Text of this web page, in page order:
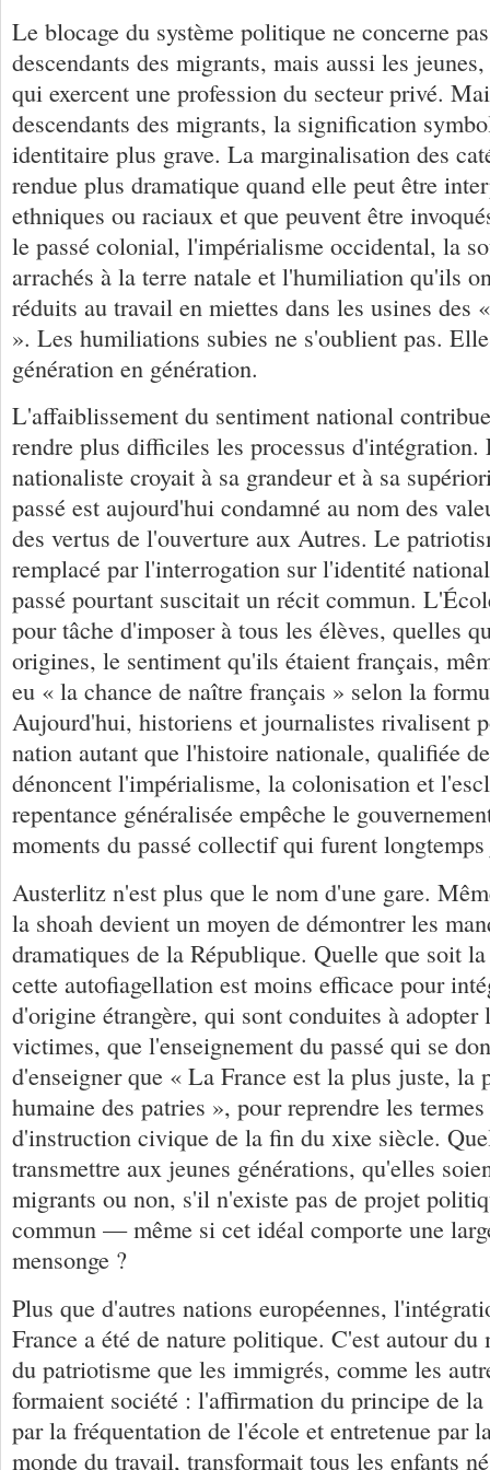
Le blocage du système politique ne concerne
descendants des migrants, mais aussi les
qui exercent une profession du secteur privé.
descendants des migrants, la signification
identitaire plus grave. La marginalisation des
rendue plus dramatique quand elle peut être
ethniques ou raciaux et que peuvent être
le passé colonial, l'impérialisme occidental, la
arrachés à la terre natale et l'humiliation qu'ils
réduits au travail en miettes dans les usines des
». Les humiliations subies ne s'oublient pas.
génération en génération.
L'affaiblissement du sentiment national
rendre plus difficiles les processus d'intégration.
nationaliste croyait à sa grandeur et à sa
passé est aujourd'hui condamné au nom des
des vertus de l'ouverture aux Autres. Le
remplacé par l'interrogation sur l'identité
passé pourtant suscitait un récit commun.
pour tâche d'imposer à tous les élèves, quelles
origines, le sentiment qu'ils étaient français,
eu « la chance de naître français » selon la
Aujourd'hui, historiens et journalistes rivalisent
nation autant que l'histoire nationale, qualifiée
dénoncent l'impérialisme, la colonisation et
repentance généralisée empêche le
moments du passé collectif qui furent
Austerlitz n'est plus que le nom d'une gare.
la shoah devient un moyen de démontrer les
dramatiques de la République. Quelle que soit
cette autofiagellation est moins efficace pour
d'origine étrangère, qui sont conduites à adopter
victimes, que l'enseignement du passé qui se
d'enseigner que « La France est la plus juste, la
humaine des patries », pour reprendre les
d'instruction civique de la fin du xixe siècle.
transmettre aux jeunes générations, qu'elles
migrants ou non, s'il n'existe pas de projet
commun — même si cet idéal comporte une
mensonge ?
Plus que d'autres nations européennes,
France a été de nature politique. C'est autour
du patriotisme que les immigrés, comme les
formaient société : l'affirmation du principe de la
par la fréquentation de l'école et entretenue par
monde du travail, transformait tous les enfants